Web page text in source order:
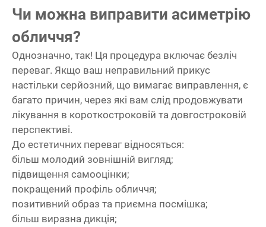
Чи можна виправити асиметрію
обличчя?
Однозначно, так! Ця процедура включає безліч
переваг. Якщо ваш неправильний прикус
настільки серйозний, що вимагає виправлення, є
багато причин, через які вам слід продовжувати
лікування в короткостроковій та довгостроковій
перспективі.
До естетичних переваг відносяться:
більш молодий зовнішній вигляд;
підвищення самооцінки;
покращений профіль обличчя;
позитивний образ та приємна посмішка;
більш виразна дикція;